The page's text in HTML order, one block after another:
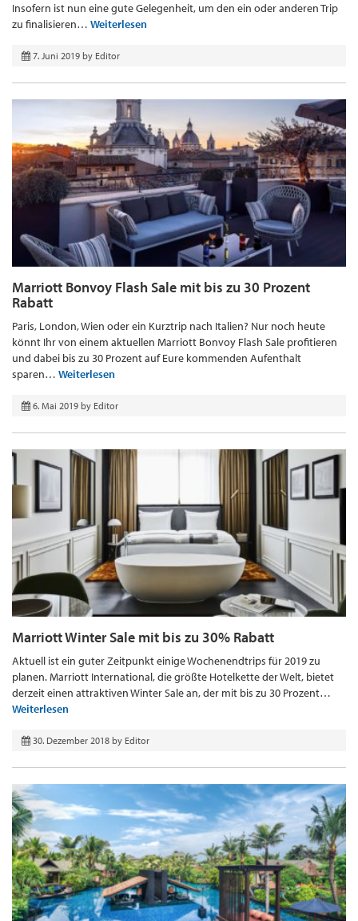
Insofern ist nun eine gute Gelegenheit, um den ein oder anderen Trip
zu finalisieren… Weiterlesen
7. Juni 2019 by Editor
Marriott Bonvoy Flash Sale mit bis zu 30 Prozent
Rabatt
Paris, London, Wien oder ein Kurztrip nach Italien? Nur noch heute
könnt Ihr von einem aktuellen Marriott Bonvoy Flash Sale profitieren
und dabei bis zu 30 Prozent auf Eure kommenden Aufenthalt
sparen… Weiterlesen
6. Mai 2019 by Editor
Marriott Winter Sale mit bis zu 30% Rabatt
Aktuell ist ein guter Zeitpunkt einige Wochenendtrips für 2019 zu
planen. Marriott International, die größte Hotelkette der Welt, bietet
derzeit einen attraktiven Winter Sale an, der mit bis zu 30 Prozent…
Weiterlesen
30. Dezember 2018 by Editor